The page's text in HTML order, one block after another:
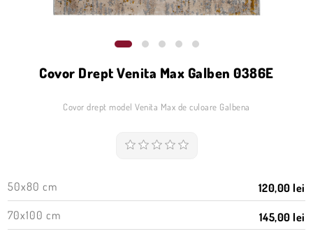
Covor Drept Venita Max Galben 0386E
Covor drept model Venita Max de culoare Galbena
50x80 cm
120,00 lei
70x100 cm
145,00 lei